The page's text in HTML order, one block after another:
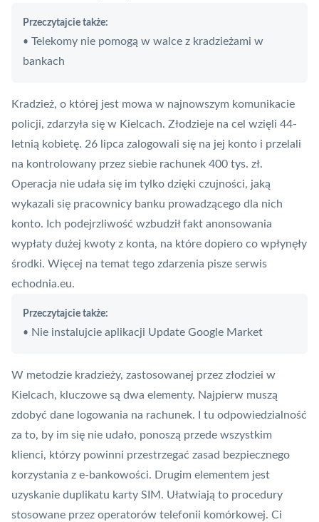
Przeczytajcie także:
• Telekomy nie pomogą w walce z kradzieżami w
bankach
Kradzież, o której jest mowa w najnowszym komunikacie
policji, zdarzyła się w Kielcach. Złodzieje na cel wzięli 44-
letnią kobietę. 26 lipca zalogowali się na jej konto i przelali
na kontrolowany przez siebie rachunek 400 tys. zł.
Operacja nie udała się im tylko dzięki czujności, jaką
wykazali się pracownicy banku prowadzącego dla nich
konto. Ich podejrzliwość wzbudził fakt anonsowania
wypłaty dużej kwoty z konta, na które dopiero co wpłynęły
środki. Więcej na temat tego zdarzenia pisze serwis
echodnia.eu.
Przeczytajcie także:
• Nie instalujcie aplikacji Update Google Market
W metodzie kradzieży, zastosowanej przez złodziei w
Kielcach, kluczowe są dwa elementy. Najpierw muszą
zdobyć dane logowania na rachunek. I tu odpowiedzialność
za to, by im się nie udało, ponoszą przede wszystkim
klienci, którzy powinni przestrzegać zasad bezpiecznego
korzystania z e-bankowości. Drugim elementem jest
uzyskanie duplikatu karty SIM. Ułatwiają to procedury
stosowane przez operatorów telefonii komórkowej. Ci